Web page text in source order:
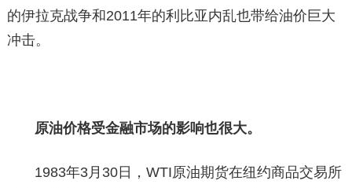
的伊拉克战争和2011年的利比亚内乱也带给油价巨大
冲击。
原油价格受金融市场的影响也很大。
1983年3月30日，WTI原油期货在纽约商品交易所